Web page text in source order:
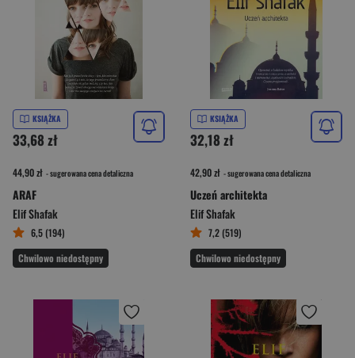
KSIĄŻKA
33,68 zł
44,90 zł - sugerowana cena detaliczna
ARAF
Elif Shafak
6,5 (194)
Chwilowo niedostępny
KSIĄŻKA
32,18 zł
42,90 zł - sugerowana cena detaliczna
Uczeń architekta
Elif Shafak
7,2 (519)
Chwilowo niedostępny